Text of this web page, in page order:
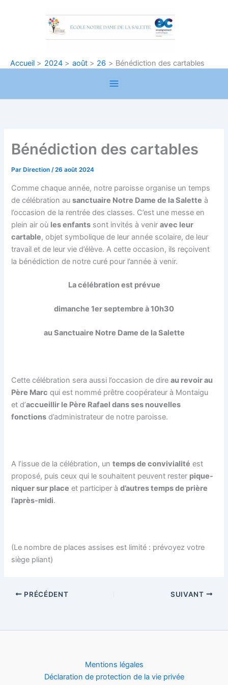
Accueil 2024 août 26 Bénédiction des cartables
Bénédiction des cartables
Par Direction/26 août 2024
Comme chaque année, notre paroisse organise un temps
de célébration ausanctuaire Notre Dame de la Salette à
l’occasion de la rentrée des classes. C’est une messe en
plein air où les enfants sont invités à veniravec leur
cartable, objet symbolique de leur année scolaire, de leur
travail et de leur vie d’élève. A cette occasion, ils reçoivent
la bénédiction de notre curé pour l’année à venir.
La célébration est prévue
dimanche 1er septembre à 10h30
au Sanctuaire Notre Dame de la Salette
Cette célébration sera aussi l’occasion de direau revoir au
Père Marc qui est nommé prêtre coopérateur à Montaigu
et d’accueillir le Père Rafael dans ses nouvelles
fonctions d’administrateur de notre paroisse.
A l’issue de la célébration, untemps de convivialité est
proposé, puis ceux qui le souhaitent peuvent rester pique-
niquer sur place et participer àd’autres temps de prière
l’après-midi.
(Le nombre de places assises est limité : prévoyez votre
siège pliant)
PRÉCÉDENT SUIVANT
Mentions légales
Déclaration de protection de la vie privée